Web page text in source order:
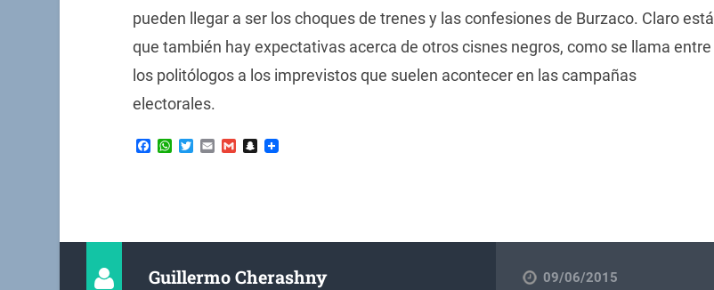
pueden llegar a ser los choques de trenes y las confesiones de Burzaco. Claro está
que también hay expectativas acerca de otros cisnes negros, como se llama entre
los politólogos a los imprevistos que suelen acontecer en las campañas
electorales.
Facebook
WhatsApp
Twitter
EmailGmailSnapchat
Guillermo Cherashny
09/06/2015